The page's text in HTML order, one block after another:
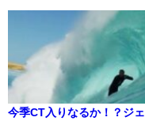
今季CT入りなるか！？ジ